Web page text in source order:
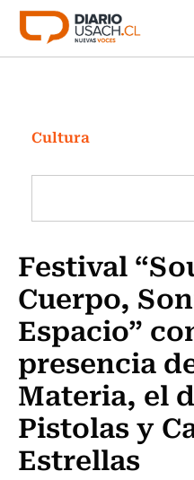
Click acá para ir
Investigación
Cultura
Programas Radio y
Cultura
Festival
Cuerpo,
Espacio”
presencia
Materia, el
Pistolas y
Estrellas